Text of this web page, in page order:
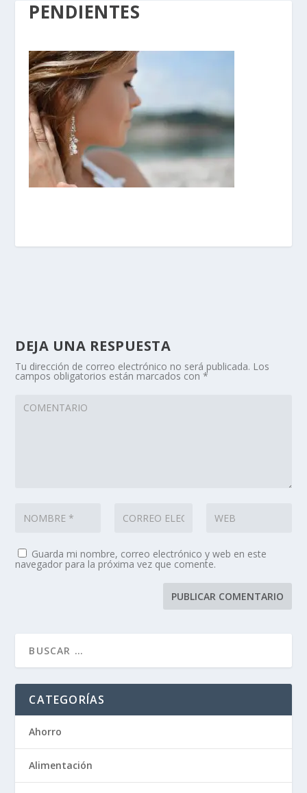
PENDIENTES
DEJA UNA RESPUESTA
Tu dirección de correo electrónico no será publicada. Los
campos obligatorios están marcados con*
Guarda mi nombre, correo electrónico y web en este
navegador para la próxima vez que comente.
CATEGORÍAS
Ahorro
Alimentación